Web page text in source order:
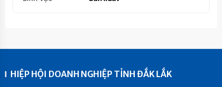
HIỆP HỘI DOANH NGHIỆP TỈNH ĐẮK LẮK